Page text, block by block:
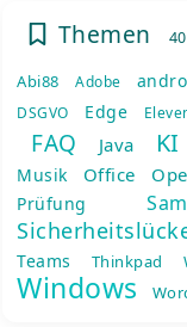
Themen
Abi88 Adobe
DSGVO
Edge
FAQ Java KI
Musik Office
Prüfung
Teams Thinkpad
Windows